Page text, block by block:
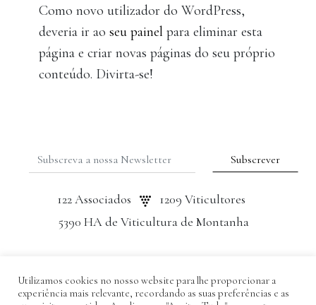
Como novo utilizador do WordPress,
deveria ir ao seu painel para eliminar esta
página e criar novas páginas do seu próprio
conteúdo. Divirta-se!
Política Privacidade
122 Associados
1209 Viticultores
5390 HA de Viticultura de Montanha
Utilizamos cookies no nosso website para lhe proporcionar a
experiência mais relevante, recordando as suas preferências e as